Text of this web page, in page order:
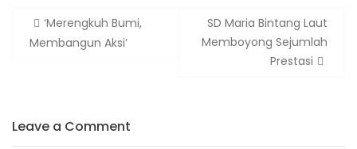
‘Merengkuh Bumi,
Membangun Aksi’
SD Maria Bintang Laut
Memboyong Sejumlah
Prestasi
Leave a Comment